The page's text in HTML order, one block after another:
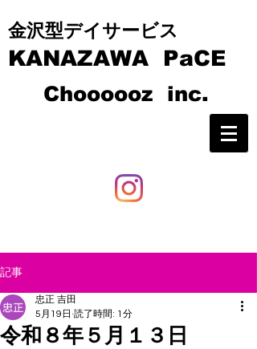
​​金沢型デイサービス
KANAZAWA PaCE
Choooooz inc.
記事
令和８年５月１３日
忠正 吉田
5月19日 読了時間: 1分